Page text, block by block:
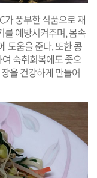
가 풍부한 식품으로 재
를 예방시켜주며, 몸속
도움을 준다. 또한 콩
숙취회복에도 좋으
을 건강하게 만들어